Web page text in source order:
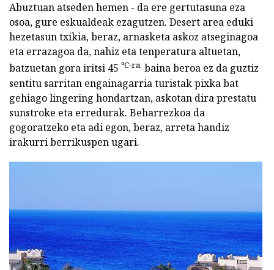
Abuztuan atseden hemen - da ere gertutasuna eza
osoa, gure eskualdeak ezagutzen. Desert area eduki
hezetasun txikia, beraz, arnasketa askoz atseginagoa
eta errazagoa da, nahiz eta tenperatura altuetan,
batzuetan gora iritsi 45 ºC-ra, baina beroa ez da guztiz
sentitu sarritan engainagarria turistak pixka bat
gehiago lingering hondartzan, askotan dira prestatu
sunstroke eta erredurak. Beharrezkoa da
gogoratzeko eta adi egon, beraz, arreta handiz
irakurri berrikuspen ugari.